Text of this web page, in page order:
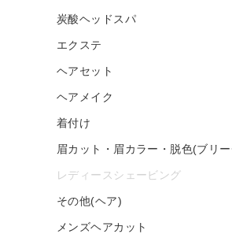
炭酸ヘッドスパ
エクステ
ヘアセット
ヘアメイク
着付け
眉カット・眉カラー・脱色(ブリ
レディースシェービング
その他(ヘア)
メンズヘアカット